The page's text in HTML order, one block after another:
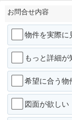
お問合せ内容
物件を実際に
もっと詳細が
希望に合う物
図面が欲しい